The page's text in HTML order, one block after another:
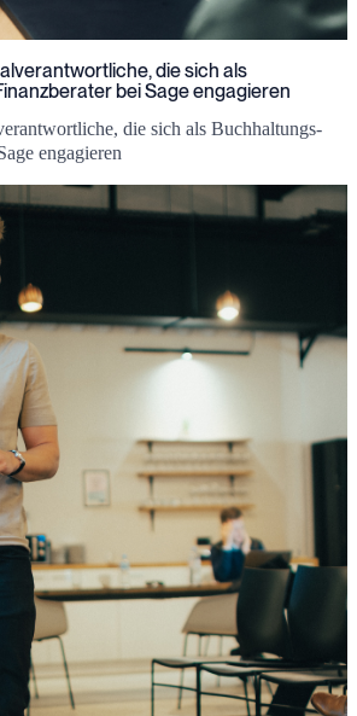
die sich als
bei Sage engagieren
die sich als Buchhaltungs-
engagieren